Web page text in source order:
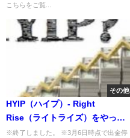
こちらをご覧...
その他
HYIP（ハイプ）- Right
Rise（ライトライズ）をやって
みた。
※終了しました。 ※3月6日時点で出金停